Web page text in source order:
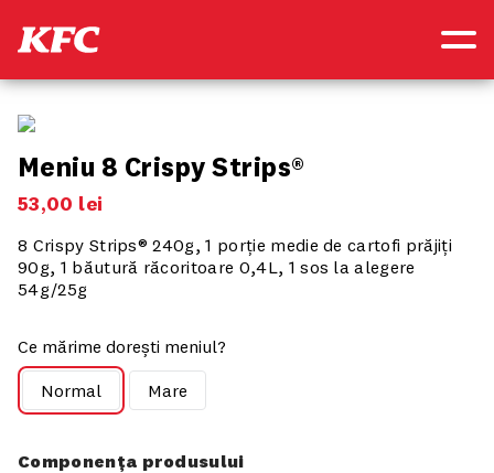
Meniu 8 Crispy Strips®
53,00 lei
8 Crispy Strips® 240g, 1 porție medie de cartofi prăjiți
90g, 1 băutură răcoritoare 0,4L, 1 sos la alegere
54g/25g
Ce mărime dorești meniul?
Normal
Mare
Componența produsului